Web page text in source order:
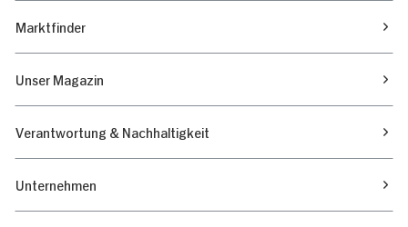
Marktfinder
Unser Magazin
Verantwortung & Nachhaltigkeit
Unternehmen